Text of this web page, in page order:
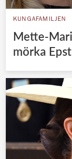
KUNGAFAMILJEN
Mette-
mörka